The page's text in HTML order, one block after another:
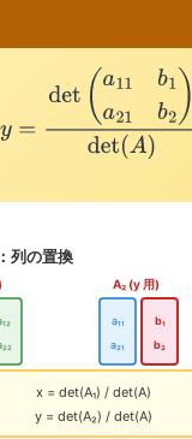
a11b 1a21b det(
列の置換
A₂ (y 用)
a₁₁
a₂₁
b₁
b₂
x = det(A₁) / det(A)
y = det(A₂) / det(A)